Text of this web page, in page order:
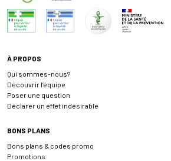
À PROPOS
Qui sommes-nous?
Découvrir l’équipe
Poser une question
Déclarer un effet indésirable
BONS PLANS
Bons plans & codes promo
Promotions